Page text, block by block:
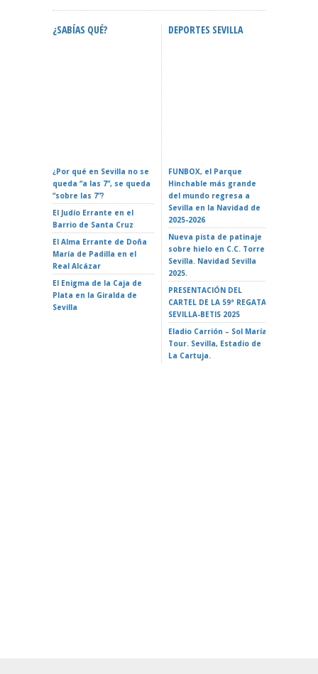
¿SABÍAS QUÉ?
¿Por qué en Sevilla no se
queda “a las 7”, se queda
“sobre las 7”?
El Judío Errante en el
Barrio de Santa Cruz
El Alma Errante de Doña
María de Padilla en el
Real Alcázar
El Enigma de la Caja de
Plata en la Giralda de
Sevilla
DEPORTES SEVILLA
FUNBOX, el Parque
Hinchable más grande
del mundo regresa a
Sevilla en la Navidad de
2025-2026
Nueva pista de patinaje
sobre hielo en C.C. Torre
Sevilla. Navidad Sevilla
2025.
PRESENTACIÓN DEL
CARTEL DE LA 59ª REGATA
SEVILLA-BETIS 2025
Eladio Carrión – Sol María
Tour. Sevilla, Estadio de
La Cartuja.